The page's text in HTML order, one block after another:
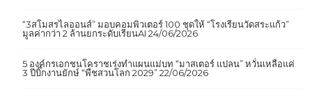
“3สโมสรไลออนส์” มอบคอมพิวเตอร์ 100 ชุดให้ “โรงเรียนวัดสระแก้ว”
มูลค่ากว่า 2 ล้านยกระดับเรียนAI 24/06/2026
5 องค์กรเอกชนโคราชเร่งทำแผนแม่บท “มาสเตอร์ แปลน” หวั่นเหลือแค่
3 ปีบิ๊กงานยักษ์ “พืชสวนโลก 2029” 22/06/2026